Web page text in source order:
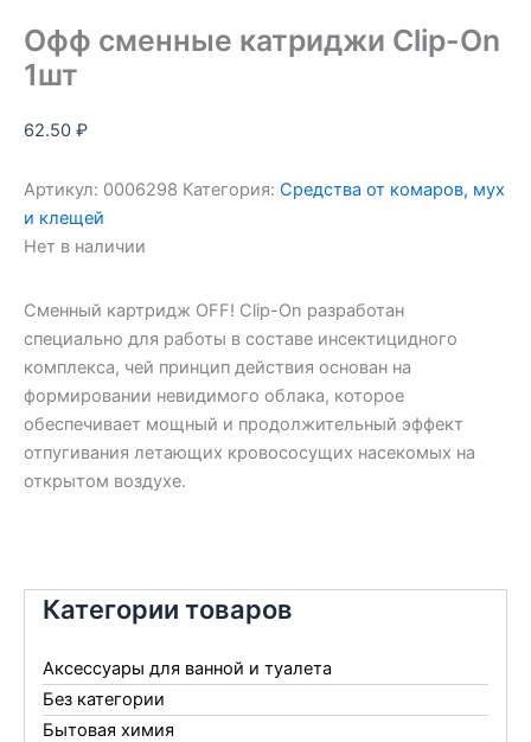
Категории товаров
Аксессуары для ванной и туалета
Без категории
Бытовая химия
Офф сменные катриджи Clip-On
1шт
62.50 ₽
Артикул: 0006298 Категория: Средства от комаров, мух
и клещей
Нет в наличии
Сменный картридж OFF! Clip-On разработан
специально для работы в составе инсектицидного
комплекса, чей принцип действия основан на
формировании невидимого облака, которое
обеспечивает мощный и продолжительный эффект
отпугивания летающих кровососущих насекомых на
открытом воздухе.